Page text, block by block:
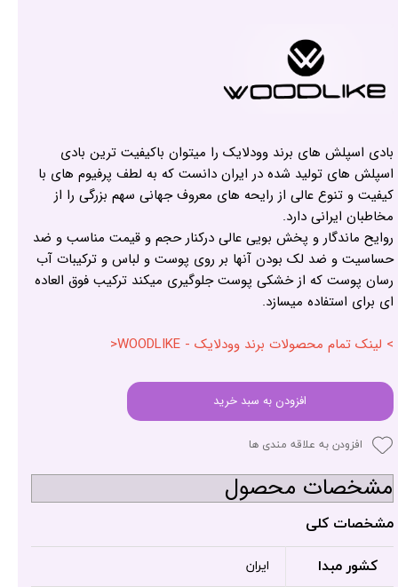
بادی اسپلش های برند وودلایک را میتوان باکیفیت ترین بادی
اسپلش های تولید شده در ایران دانست که به لطف پرفیوم های با
کیفیت و تنوع عالی از رایحه های معروف جهانی سهم بزرگی را از
مخاطبان ایرانی دارد.
روایح ماندگار و پخش بویی عالی درکنار حجم و قیمت مناسب و ضد
حساسیت و ضد لک بودن آنها بر روی پوست و لباس و ترکیبات آب
رسان پوست که از خشکی پوست جلوگیری میکند ترکیب فوق العاده
ای برای استفاده میسازد.
> لینک تمام محصولات برند وودلایک - WOODLIKE<
افزودن به سبد خرید
افزودن به علاقه مندی ها
مشخصات محصول
مشخصات کلی
کشور مبدا ایران